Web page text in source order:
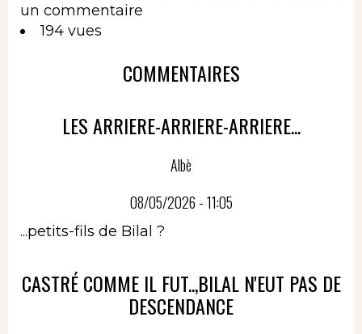
un commentaire
194 vues
COMMENTAIRES
LES ARRIERE-ARRIERE-ARRIERE...
Albè
08/05/2026 - 11:05
...petits-fils de Bilal ?
CASTRÉ COMME IL FUT..,BILAL N'EUT PAS DE
DESCENDANCE